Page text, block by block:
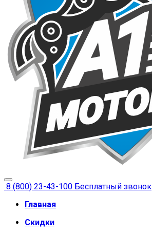
8 (800) 23-43-100 Бесплатный звонок
Главная
Скидки